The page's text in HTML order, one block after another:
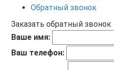
Обратный звонок
Заказать обратный звонок
Ваше имя:
Ваш телефон: